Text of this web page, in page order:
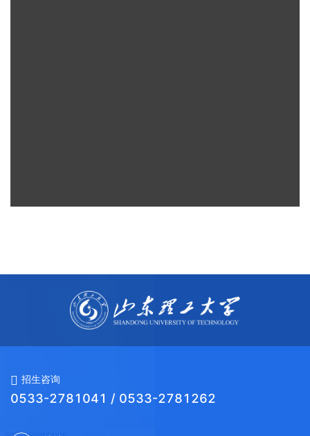
招生咨询
0533-2781041 / 0533-2781262